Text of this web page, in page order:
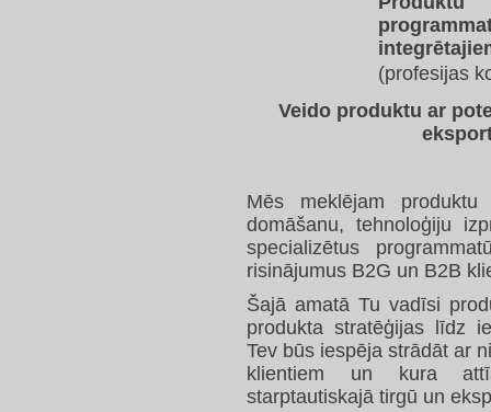
(profesijas
Veido produktu ar
Mēs meklējam
domāšanu, tehnoloģiju
specializētus
risinājumus B2G un B2B
Šajā amatā Tu vadīsi
produkta stratēģijas līdz
Tev būs iespēja strādāt ar
klientiem un kura
starptautiskajā tirgū un